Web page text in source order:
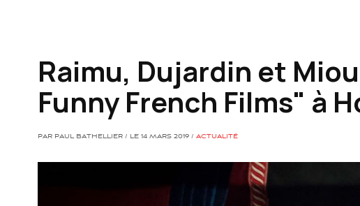
Raimu, Dujardin et
Funny French Films" à
PAR PAUL BATHELLIER / LE 14 MARS 2019 / ACTUALITÉ